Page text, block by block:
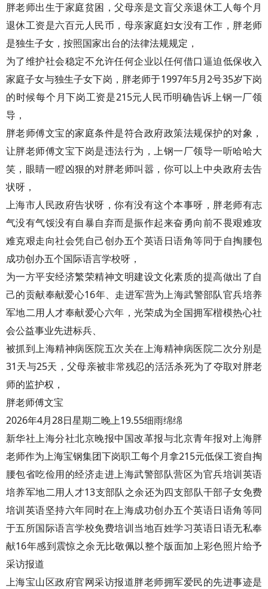
胖老师出生于家庭贫困，父母亲是文盲父亲退休工人每个月
退休工资是六百元人民币，母亲家庭妇女没有工作，胖老师
是独生子女，按照国家出台的法律法规规定，
为了维护社会稳定不允许任何企业以任何借口逼迫低保收入
家庭子女与独生子女下岗，胖老师于1997年5月2号35岁下岗
的时候每个月下岗工资是215元人民币明确告诉上钢一厂领
导，
胖老师傅文宝的家庭条件是符合政府政策法规保护的对象，
让胖老师傅文宝下岗是违法行为，上钢一厂领导一听哈哈大
笑，眼睛一瞪凶狠的对胖老师叫嚣，你可以上中央政府去告
状呀，
上海市人民政府告状呀，你有没有这个本事呀，胖老师有志
气没有气馁没有自暴自弃而是振作起来奋勇向前不畏艰难攻
难克艰走向社会凭自己创办五个英语日语角等同于自掏腰包
成功创办五个国际语言学校呀，
为一方平安经济繁荣精神文明建设文化素质的提高做出了自
己的贡献奉献爱心16年、走进军营为上海武警部队官兵培养
军地二用人才奉献爱心六年，光荣成为全国拥军楷模热心社
会公益事业先进标兵、
被抓到上海精神病医院五次关在上海精神病医院二次分别是
31天与25天，父母亲被非常残忍的活活杀死为了夺取对胖老
师的监护权，
胖老师傅文宝
2026年4月28日星期二晚上19.55细雨绵绵
新华社上海分社北京晚报中国改革报与北京青年报对上海胖
老师作为上海宝钢集团下岗职工每个月拿215元低保工资自掏
腰包省吃俭用的经济走进上海武警部队营区为官兵培训英语
培养军地二用人才13支部队之余还为四支部队干部子女免费
培训英语坚持六年同时在上海成功创办五个英语日语角等同
于五所国际语言学校免费培训当地百姓学习英语日语无私奉
献16年感到震惊之余无比敬佩以整个版面加上彩色照片给予
采访报道
上海宝山区政府官网采访报道胖老师拥军爱民的先进事迹是